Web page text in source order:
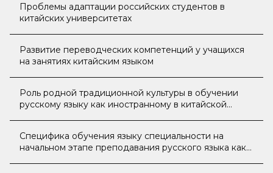
Проблемы адаптации российских студентов в
китайских университетах
Развитие переводческих компетенций у учащихся
на занятиях китайским языком
Роль родной традиционной культуры в обучении
русскому языку как иностранному в китайской
Специфика обучения языку специальности на
начальном этапе преподавания русского языка как